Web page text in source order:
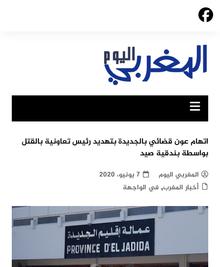
Skip
اتهام عون قضائي بالجديدة بتهديد رئيس تعاونية بالقتل
بواسطة بندقية صيد
المغربي اليوم
7 يونيو، 2020
أخبار المغرب, في الواجهة